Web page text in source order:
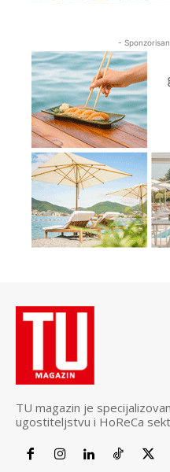
-
TU magazin je
ugostiteljstvu i HoReCa